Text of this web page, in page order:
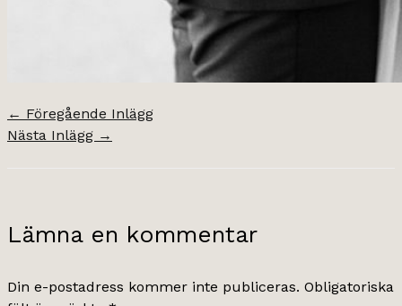
← Föregående Inlägg
Nästa Inlägg →
Lämna en kommentar
Din e-postadress kommer inte publiceras. Obligatoriska